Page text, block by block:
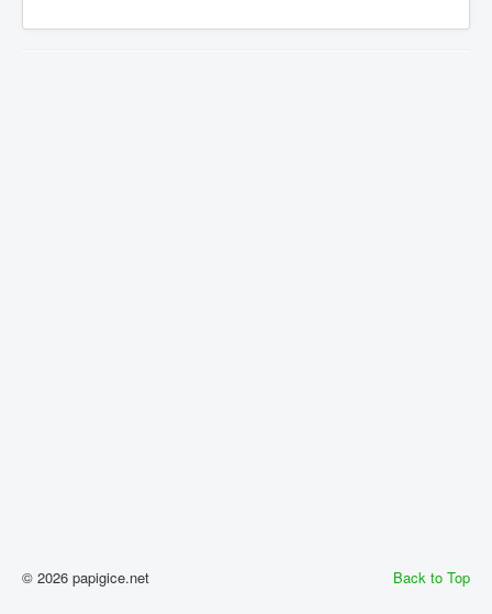
Back to Top
© 2026 papigice.net